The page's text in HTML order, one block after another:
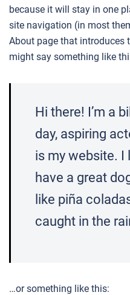
because it will stay in one
site navigation (in most
About page that introduces
might say something like
Hi there! I’m a
day, aspiring
is my website. I
have a great
like piña
caught in the
…or something like this: